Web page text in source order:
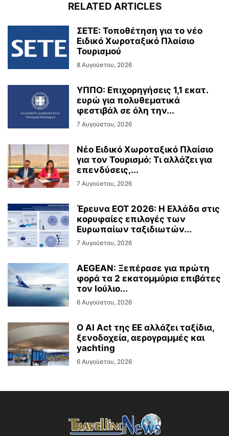
RELATED ARTICLES
ΣΕΤΕ: Τοποθέτηση για το νέο
Ειδικό Χωροταξικό Πλαίσιο
Τουρισμού
8 Αυγούστου, 2026
ΥΠΠΟ: Επιχορηγήσεις 1,1 εκατ.
ευρώ για πολυθεματικά
φεστιβάλ σε όλη την...
7 Αυγούστου, 2026
Νέο Ειδικό Χωροταξικό Πλαίσιο
για τον Τουρισμό: Τι αλλάζει για
επενδύσεις,...
7 Αυγούστου, 2026
Έρευνα ΕΟΤ 2026: Η Ελλάδα στις
κορυφαίες επιλογές των
Ευρωπαίων ταξιδιωτών...
7 Αυγούστου, 2026
AEGEAN: Ξεπέρασε για πρώτη
φορά τα 2 εκατομμύρια επιβάτες
τον Ιούλιο...
6 Αυγούστου, 2026
Ο AI Act της ΕΕ αλλάζει ταξίδια,
ξενοδοχεία, αερογραμμές και
yachting
6 Αυγούστου, 2026